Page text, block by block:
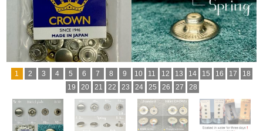
1 2 3 4 5 6 7 8 9 10 11 12 13 14 15 16 17
18
19
20 21 22 23 24 25 26 27 28